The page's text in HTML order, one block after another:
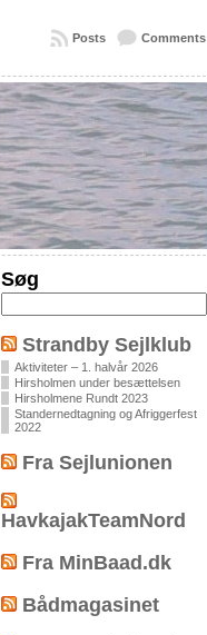
Comments
Posts
Søg
Strandby Sejlklub
Aktiviteter – 1. halvår 2026
Hirsholmen under besættelsen
Hirsholmene Rundt 2023
Standernedtagning og Afriggerfest
2022
Fra Sejlunionen
HavkajakTeamNord
Fra MinBaad.dk
Bådmagasinet